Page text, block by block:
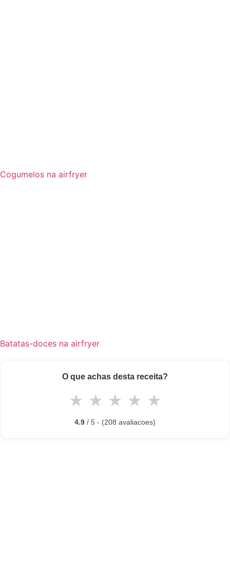
Cogumelos na airfryer
Batatas-doces na airfryer
O que achas desta receita?
★ ★ ★ ★ ★
4.9 / 5 - (208 avaliacoes)